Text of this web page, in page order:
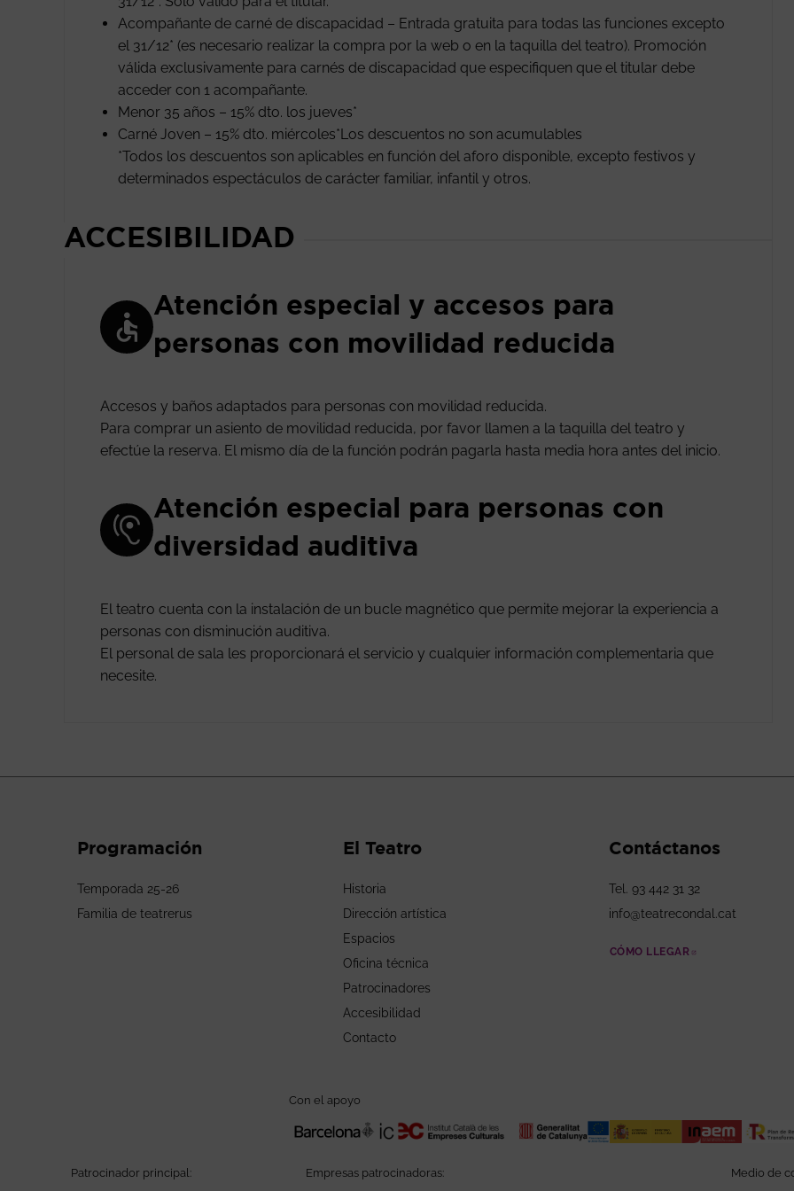
Acompañante de carné de discapacidad – Entrada gratuita para todas las funciones excepto
el 31/12* (es necesario realizar la compra por la web o en la taquilla del teatro). Promoción
válida exclusivamente para carnés de discapacidad que especifiquen que el titular debe
acceder con 1 acompañante.
Menor 35 años – 15% dto. los jueves*
Carné Joven – 15% dto. miércoles*Los descuentos no son acumulables
*Todos los descuentos son aplicables en función del aforo disponible, excepto festivos y
determinados espectáculos de carácter familiar, infantil y otros.
ACCESIBILIDAD
Atención especial y accesos para
personas con movilidad reducida
Accesos y baños adaptados para personas con movilidad reducida.
Para comprar un asiento de movilidad reducida, por favor llamen a la taquilla del teatro y
efectúe la reserva. El mismo día de la función podrán pagarla hasta media hora antes del inicio.
Atención especial para personas con
diversidad auditiva
El teatro cuenta con la instalación de un bucle magnético que permite mejorar la experiencia a
personas con disminución auditiva.
El personal de sala les proporcionará el servicio y cualquier información complementaria que
necesite.
Programación
Temporada 25-26
Familia de teatrerus
El Teatro
Historia
Dirección artística
Espacios
Oficina técnica
Patrocinadores
Accesibilidad
Contacto
Contáctanos
Tel. 93 442 31 32
info@teatrecondal.cat
CÓMO LLEGAR
Con el apoyo
Patrocinador principal: Empresas patrocinadoras: Medio de